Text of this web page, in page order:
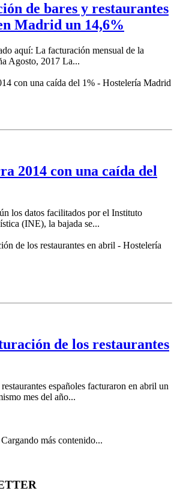
de bares y restaurantes
Madrid un 14,6%
aquí: La facturación mensual de la
Agosto, 2017 La...
2014 con una caída del
los datos facilitados por el Instituto
(INE), la bajada se...
de los restaurantes
españoles facturaron en abril un
mes del año...
Cargando más contenido...